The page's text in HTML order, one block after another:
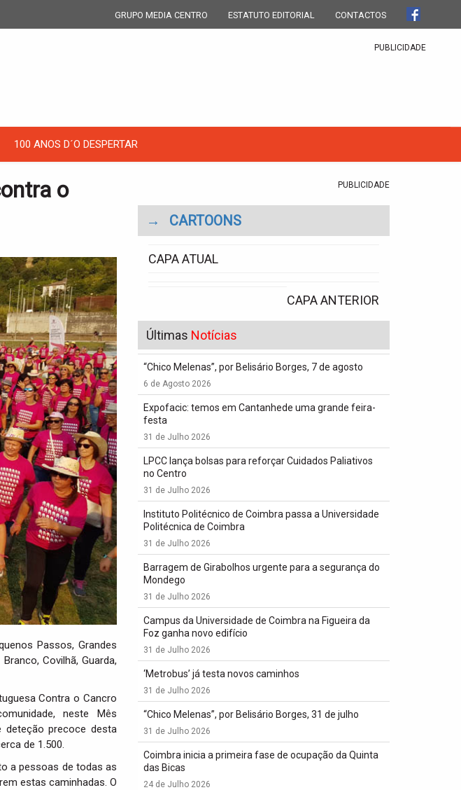
GRUPO MEDIA CENTRO ESTATUTO EDITORIAL CONTACTOS
PUBLICIDADE
100 ANOS D´O DESPERTAR
o
Passos, Grandes
Covilhã, Guarda,
Contra o Cancro
neste Mês
deteção precoce desta
de 1.500.
a pessoas de todas as
estas caminhadas. O
PUBLICIDADE
→ CARTOONS
CAPA ATUAL
CAPA ANTERIOR
Últimas Notícias
“Chico Melenas”, por Belisário Borges, 7 de agosto
6 de Agosto 2026
Expofacic: temos em Cantanhede uma grande feira-
festa
31 de Julho 2026
LPCC lança bolsas para reforçar Cuidados Paliativos
no Centro
31 de Julho 2026
Instituto Politécnico de Coimbra passa a Universidade
Politécnica de Coimbra
31 de Julho 2026
Barragem de Girabolhos urgente para a segurança do
Mondego
31 de Julho 2026
Campus da Universidade de Coimbra na Figueira da
Foz ganha novo edifício
31 de Julho 2026
‘Metrobus’ já testa novos caminhos
31 de Julho 2026
“Chico Melenas”, por Belisário Borges, 31 de julho
31 de Julho 2026
Coimbra inicia a primeira fase de ocupação da Quinta
das Bicas
24 de Julho 2026